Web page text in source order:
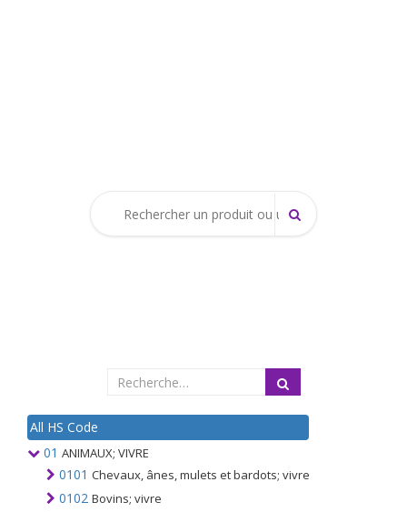
All HS Code
01 ANIMAUX; VIVRE
0101 Chevaux, ânes, mulets et bardots; vivre
0102 Bovins; vivre